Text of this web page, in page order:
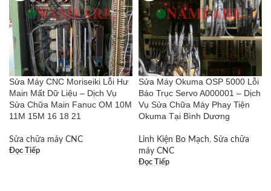
Sửa Máy CNC Moriseiki Lỗi Hư
Main Mất Dữ Liệu – Dịch Vụ
Sửa Chữa Main Fanuc OM 10M
11M 15M 16 18 21
Sửa chữa máy CNC
Đọc Tiếp
Sửa Máy Okuma OSP 5000 Lỗi
Báo Trục Servo A000001 – Dịch
Vụ Sửa Chữa Máy Phay Tiện
Okuma Tại Bình Dương
Linh Kiện Bo Mạch, Sửa chữa
máy CNC
Đọc Tiếp